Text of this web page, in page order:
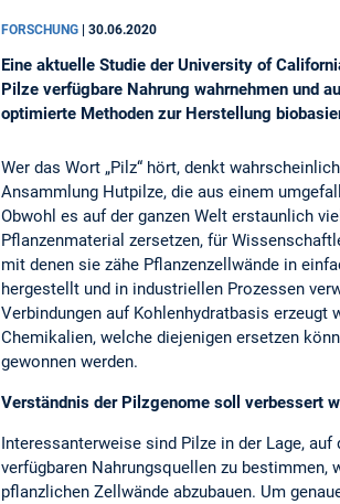
FORSCHUNG | 30.06.2020
Eine aktuelle Studie der University of
Pilze verfügbare Nahrung wahrnehmen und
optimierte Methoden zur Herstellung
Wer das Wort „Pilz“ hört, denkt
Ansammlung Hutpilze, die aus einem
Obwohl es auf der ganzen Welt erstaunlich
Pflanzenmaterial zersetzen, für
mit denen sie zähe Pflanzenzellwände in
hergestellt und in industriellen Prozessen
Verbindungen auf Kohlenhydratbasis
Chemikalien, welche diejenigen ersetzen
gewonnen werden.
Verständnis der Pilzgenome soll verbessert
Interessanterweise sind Pilze in der Lage,
verfügbaren Nahrungsquellen zu bestimmen,
pflanzlichen Zellwände abzubauen. Um